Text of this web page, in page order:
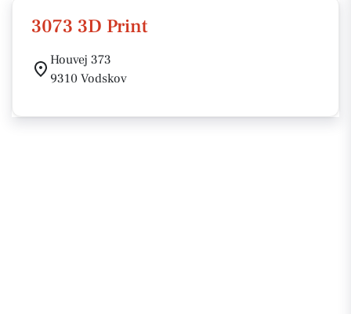
3073 3D Print
Houvej 373
9310 Vodskov